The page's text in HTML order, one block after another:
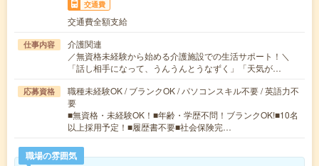
交通費
交通費全額支給
仕事内容
介護関連
／無資格未経験から始める介護施設での生活サポート！＼
「話し相手になって、うんうんとうなずく」「天気が…
応募資格
職種未経験OK / ブランクOK / パソコンスキル不要 / 英語力不
要
■無資格・未経験OK！■年齢・学歴不問！ブランクOK!■10名
以上採用予定！■履歴書不要■社会保険完…
職場の雰囲気